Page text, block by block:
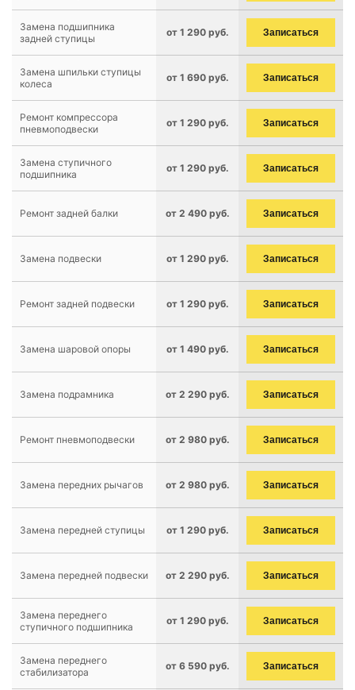
Замена подшипника
задней ступицы
от 1 290 руб. Записаться
Замена шпильки ступицы
колеса
от 1 690 руб. Записаться
Ремонт компрессора
пневмоподвески
от 1 290 руб. Записаться
Замена ступичного
подшипника
от 1 290 руб. Записаться
Ремонт задней балки от 2 490 руб. Записаться
Замена подвески от 1 290 руб. Записаться
Ремонт задней подвески от 1 290 руб. Записаться
Замена шаровой опоры от 1 490 руб. Записаться
Замена подрамника от 2 290 руб. Записаться
Ремонт пневмоподвески от 2 980 руб. Записаться
Замена передних рычагов от 2 980 руб. Записаться
Замена передней ступицы от 1 290 руб. Записаться
Замена передней подвески от 2 290 руб. Записаться
Замена переднего
ступичного подшипника
от 1 290 руб. Записаться
Замена переднего
стабилизатора
от 6 590 руб. Записаться